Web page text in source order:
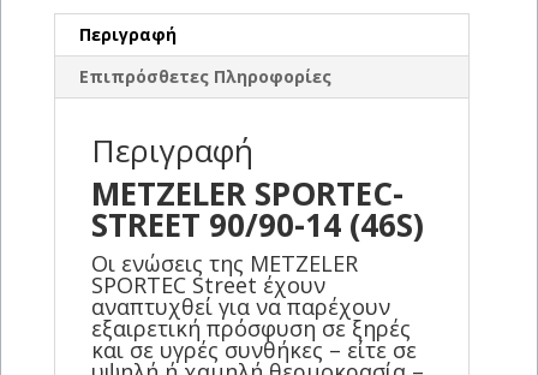
Περιγραφή
Επιπρόσθετες Πληροφορίες
Περιγραφή
METZELER SPORTEC-
STREET 90/90-14 (46S)
Οι ενώσεις της METZELER
SPORTEC Street έχουν
αναπτυχθεί για να παρέχουν
εξαιρετική πρόσφυση σε ξηρές
και σε υγρές συνθήκες – είτε σε